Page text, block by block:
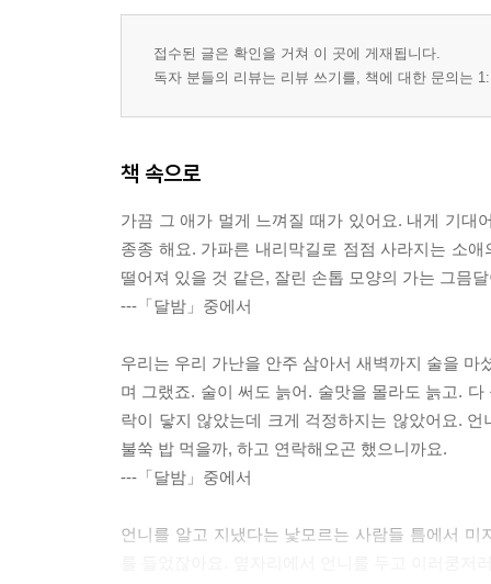
접수된 글은 확인을 거쳐 이 곳에 게재됩니다.
독자 분들의 리뷰는 리뷰 쓰기를, 책에 대한 문의는
책 속으로
가끔 그 애가 멀게 느껴질 때가 있어요. 내게 기대
종종 해요. 가파른 내리막길로 점점 사라지는 소
떨어져 있을 것 같은, 잘린 손톱 모양의 가는 그믐
---「달밤」중에서
우리는 우리 가난을 안주 삼아서 새벽까지 술을
며 그랬죠. 술이 써도 늙어. 술맛을 몰라도 늙고.
락이 닿지 않았는데 크게 걱정하지는 않았어요.
불쑥 밥 먹을까, 하고 연락해오곤 했으니까요.
---「달밤」중에서
언니를 알고 지냈다는 낯모르는 사람들 틈에서